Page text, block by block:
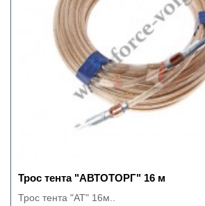
Трос тента "АВТОТОРГ" 16 м
Трос тента "АТ" 16м..